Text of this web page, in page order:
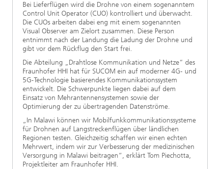
Bei Lieferflügen wird die Drohne von einem sogenanntem
Control Unit Operator (CUO) kontrolliert und überwacht.
Die CUOs arbeiten dabei eng mit einem sogenannten
Visual Observer am Zielort zusammen. Diese Person
entnimmt nach der Landung die Ladung der Drohne und
gibt vor dem Rückflug den Start frei.
Die Abteilung „Drahtlose Kommunikation und Netze“ des
Fraunhofer HHI hat für SUCOM ein auf moderner 4G- und
5G-Technologie basierendes Kommunikationssystem
entwickelt. Die Schwerpunkte liegen dabei auf dem
Einsatz von Mehrantennensystemen sowie der
Optimierung der zu übertragenden Datenströme.
„In Malawi können wir Mobilfunkkommunikationssysteme
für Drohnen auf Langstreckenflügen über ländlichen
Regionen testen. Gleichzeitig schaffen wir einen echten
Mehrwert, indem wir zur Verbesserung der medizinischen
Versorgung in Malawi beitragen“, erklärt Tom Piechotta,
Projektleiter am Fraunhofer HHI.